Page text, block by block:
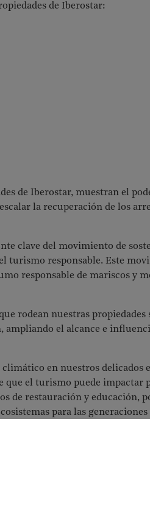
de Iberostar:
de Iberostar, muestran el
la recuperación de los
clave del movimiento de
turismo responsable. Este
responsable de mariscos y
rodean nuestras propiedades
ampliando el alcance e
en nuestros delicados
que el turismo puede impactar
de restauración y educación,
para las